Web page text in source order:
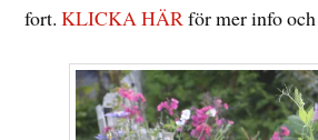
fort.KLICKA HÄR för mer info